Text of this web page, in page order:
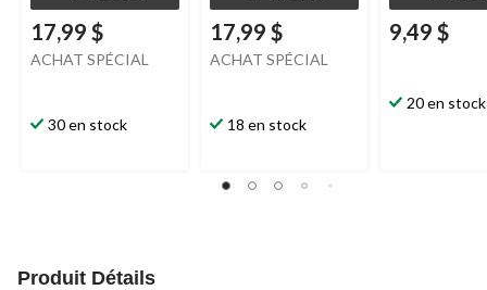
17,99 $
ACHAT SPÉCIAL
30 en stock
17,99 $
ACHAT SPÉCIAL
18 en stock
9,49 $
20 en stock
Produit Détails